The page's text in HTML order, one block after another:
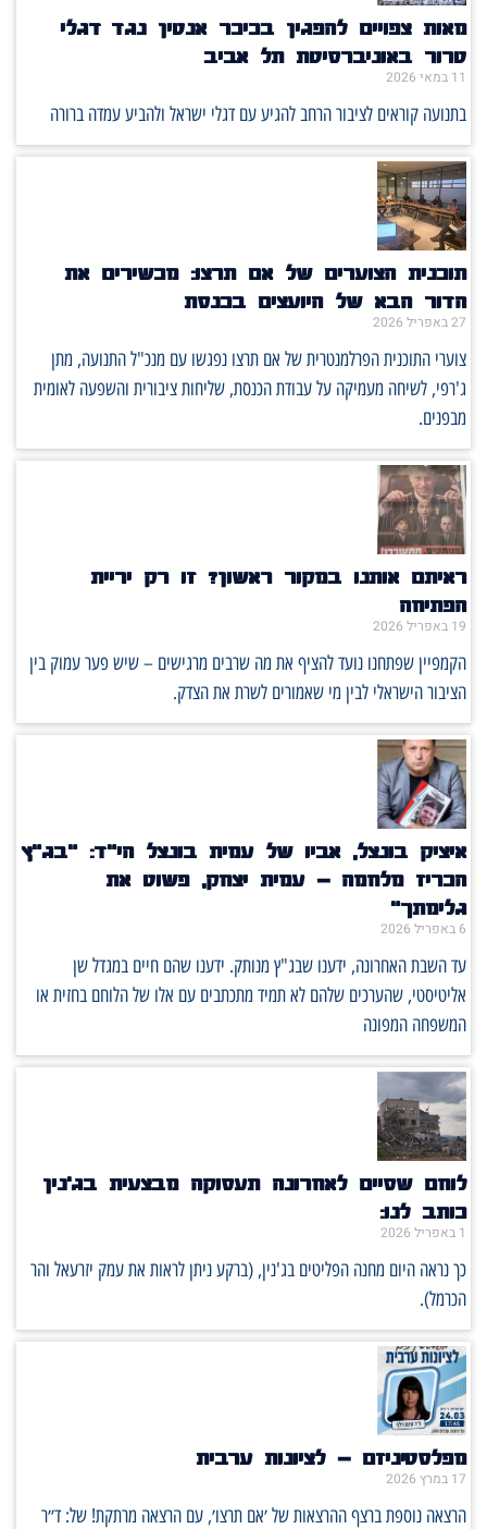
מאות צפויים להפגין בכיכר אנטין נגד דגלי
טרור באוניברסיטת תל אביב
11 במאי 2026
בתנועה קוראים לציבור הרחב להגיע עם דגלי ישראל ולהביע עמדה ברורה
תוכנית הצוערים של אם תרצו: מכשירים את
הדור הבא של היועצים בכנסת
27 באפריל 2026
צוערי התוכנית הפרלמנטרית של אם תרצו נפגשו עם מנכ"ל התנועה, מתן
ג'רפי, לשיחה מעמיקה על עבודת הכנסת, שליחות ציבורית והשפעה לאומית
מבפנים.
ראיתם אותנו במקור ראשון? זו רק יריית
הפתיחה
19 באפריל 2026
הקמפיין שפתחנו נועד להציף את מה שרבים מרגישים – שיש פער עמוק בין
הציבור הישראלי לבין מי שאמורים לשרת את הצדק.
איציק בונצל, אביו של עמית בונצל הי"ד: "בג"ץ
הכריז מלחמה – עמית יצחק, פשוט את
גלימתך"
6 באפריל 2026
עד השבת האחרונה, ידענו שבג"ץ מנותק. ידענו שהם חיים במגדל שן
אליטיסטי, שהערכים שלהם לא תמיד מתכתבים עם אלו של הלוחם בחזית או
המשפחה המפונה
לוחם שסיים לאחרונה תעסוקה מבצעית בג'נין
כותב לנו:
1 באפריל 2026
כך נראה היום מחנה הפליטים בג'נין, (ברקע ניתן לראות את עמק יזרעאל והר
הכרמל).
מפלסטיניזם – לציונות ערבית
17 במרץ 2026
הרצאה נוספת ברצף ההרצאות של ׳אם תרצו׳, עם הרצאה מרתקת! של: ד״ר